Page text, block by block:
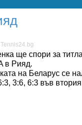
ще спори за
в Рияд.
на Беларус се
3:6, 6:3 във